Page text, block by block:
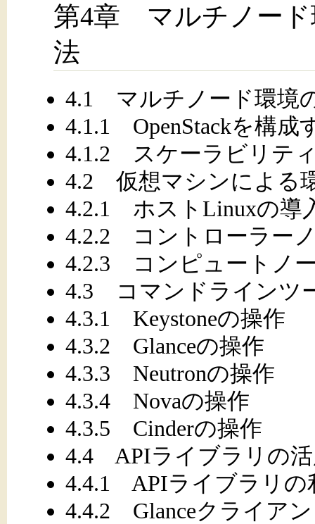
第4章 マルチノード
法
4.1 マルチノード環境
4.1.1 OpenStackを構成
4.1.2 スケーラビリテ
4.2 仮想マシンによる
4.2.1 ホストLinuxの導
4.2.2 コントローラー
4.2.3 コンピュートノ
4.3 コマンドラインツ
4.3.1 Keystoneの操作
4.3.2 Glanceの操作
4.3.3 Neutronの操作
4.3.4 Novaの操作
4.3.5 Cinderの操作
4.4 APIライブラリの
4.4.1 APIライブラリの
4.4.2 Glanceクライア